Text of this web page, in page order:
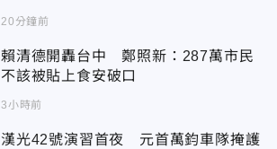
20分鐘前
賴清德開轟台中 鄭照新：287萬市民
不該被貼上食安破口
3小時前
漢光42號演習首夜 元首萬鈞車隊掩護